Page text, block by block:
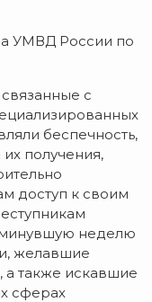
УМВД России по
с
беспечность,
получения,
доступ к своим
минувшую неделю
желавшие
а также искавшие
сферах